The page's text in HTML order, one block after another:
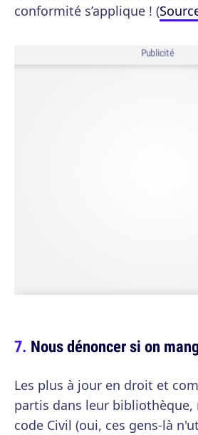
conformité s’applique ! (
Publicité
Nous dénoncer si on
Les plus à jour en droit et
partis dans leur bibliothèque,
code Civil (oui, ces gens-là